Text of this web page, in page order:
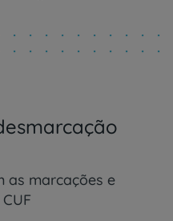
as marcações e